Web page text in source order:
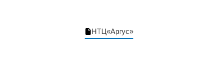
НТЦ«Аргус»